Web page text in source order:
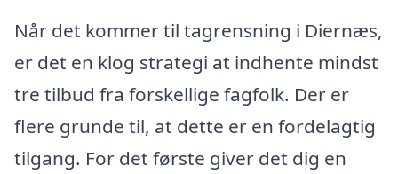
Når det kommer til tagrensning i Diernæs,
er det en klog strategi at indhente mindst
tre tilbud fra forskellige fagfolk. Der er
flere grunde til, at dette er en fordelagtig
tilgang. For det første giver det dig en